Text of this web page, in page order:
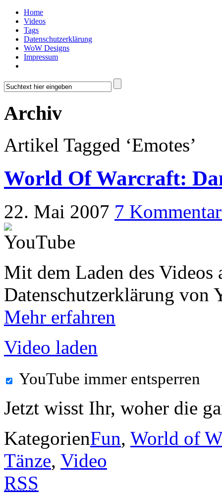
Home
Videos
Tags
Datenschutzerklärung
WoW Designs
Impressum
Archiv
Artikel Tagged ‘Emotes’
World Of Warcraft:
22. Mai 2007 7
Mit dem Laden des Videos
Datenschutzerklärung von
Mehr erfahren
Video laden
YouTube immer entsperren
Jetzt wisst Ihr, woher die
KategorienFun, World of
Tänze, Video
RSS